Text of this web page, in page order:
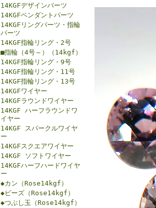
14KGFデザインパーツ
14KGFペンダントパーツ
14KGFリングパーツ・指輪
パーツ
14KGF指輪リング・2号
■指輪（4号～）（14kgf）
14KGF指輪リング・9号
14KGF指輪リング・11号
14KGF指輪リング・13号
14KGFワイヤー
14KGFラウンドワイヤー
14KGF ハーフラウンドワ
イヤー
14KGF スパークルワイヤ
ー
14KGFスクエアワイヤー
14KGF ソフトワイヤー
14KGFハーフハードワイヤ
ー
◆カン（Rose14kgf）
◆ビーズ（Rose14kgf）
◆つぶし玉（Rose14kgf）